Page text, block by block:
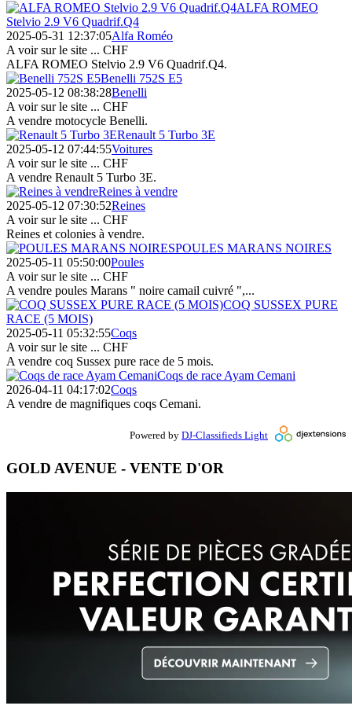
ALFA ROMEO
Stelvio 2.9 V6 Quadrif.Q4
2025-05-31 12:37:05Alfa Roméo
A voir sur le site ... CHF
ALFA ROMEO Stelvio 2.9 V6 Quadrif.Q4.
Benelli 752S E5
2025-05-12 08:38:28Benelli
A voir sur le site ... CHF
A vendre motocycle Benelli.
Renault 5 Turbo 3E
2025-05-12 07:44:55Voitures
A voir sur le site ... CHF
A vendre Renault 5 Turbo 3E.
Reines à vendre
2025-05-12 07:30:52Reines
A voir sur le site ... CHF
Reines et colonies à vendre.
POULES MARANS NOIRES
2025-05-11 05:50:00Poules
A voir sur le site ... CHF
A vendre poules Marans " noire camail cuivré ",...
COQ SUSSEX PURE
RACE (5 MOIS)
2025-05-11 05:32:55Coqs
A voir sur le site ... CHF
A vendre coq Sussex pure race de 5 mois.
Coqs de race Ayam Cemani
2026-04-11 04:17:02Coqs
A vendre de magnifiques coqs Cemani.
Powered by DJ-Classifieds Light
GOLD AVENUE - VENTE D'OR